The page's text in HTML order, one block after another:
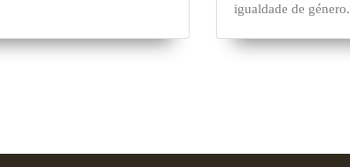
igualdade de género.